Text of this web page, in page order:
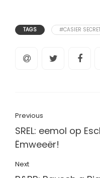
TAGS #CASIER
Previous
SREL: eemol op
Ëmweeër!
Next